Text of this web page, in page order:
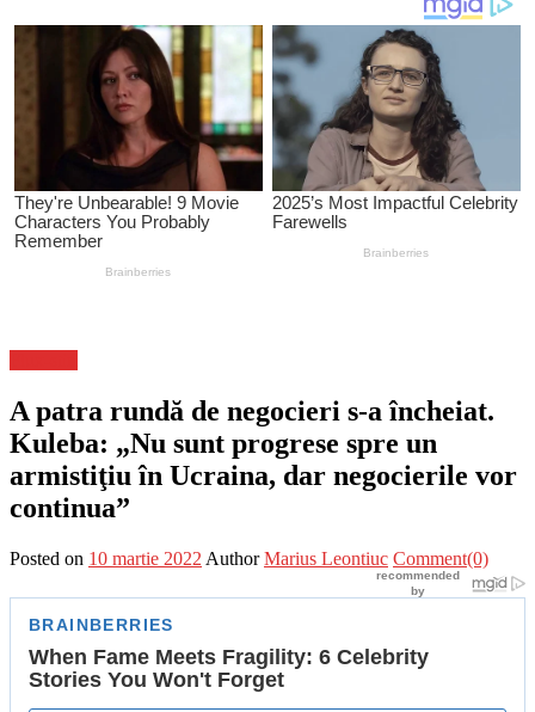
A patra rundă de negocieri s-a încheiat.
Kuleba: „Nu sunt progrese spre un
armistiţiu în Ucraina, dar negocierile vor
continua”
Posted on 10 martie 2022 Author Marius Leontiuc Comment(0)